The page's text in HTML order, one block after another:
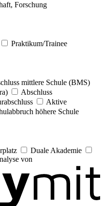
Forschung
Praktikum/Trainee
mittlere Schule (BMS)
Abschluss
Aktive
höhere Schule
Duale Akademie
von